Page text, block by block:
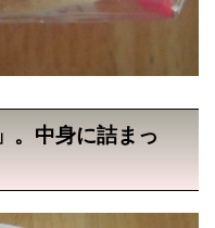
。中身に詰まっ